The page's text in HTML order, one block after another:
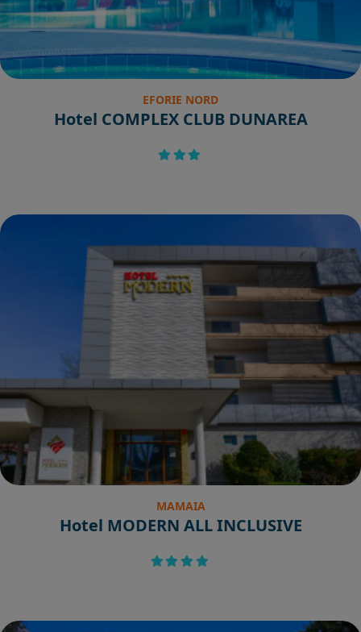
EFORIE NORD
Hotel COMPLEX CLUB DUNAREA
MAMAIA
Hotel MODERN ALL INCLUSIVE